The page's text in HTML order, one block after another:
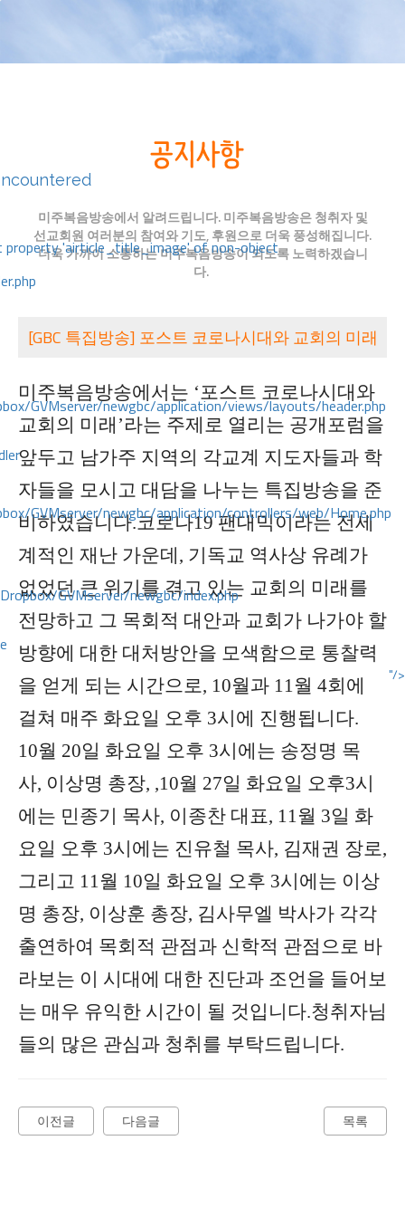
property 'airticle_title_image' of non-object
GVMserver/newgbc/application/views/layouts/header.php
GVMserver/newgbc/application/controllers/web/Home.php
GVMserver/newgbc/index.php
"/>
미주복음방송에서 알려드립니다. 미주복음방송은 청취자 및
선교회원 여러분의 참여와 기도, 후원으로 더욱 풍성해집니다.
더욱 가까이 소통하는 미주복음방송이 되도록 노력하겠습니
다.
[GBC 특집방송] 포스트 코로나시대와 교회의 미래
미주복음방송에서는 ‘포스트 코로나시대와
교회의 미래’라는 주제로 열리는 공개포럼을
앞두고 남가주 지역의 각교계 지도자들과 학
자들을 모시고 대담을 나누는 특집방송을 준
비하였습니다.코로나19 팬대믹이라는 전세
계적인 재난 가운데, 기독교 역사상 유례가
없었던 큰 위기를 겪고 있는 교회의 미래를
전망하고 그 목회적 대안과 교회가 나가야 할
방향에 대한 대처방안을 모색함으로 통찰력
을 얻게 되는 시간으로, 10월과 11월 4회에
걸쳐 매주 화요일 오후 3시에 진행됩니다.
10월 20일 화요일 오후 3시에는 송정명 목
사, 이상명 총장, ,10월 27일 화요일 오후3시
에는 민종기 목사, 이종찬 대표, 11월 3일 화
요일 오후 3시에는 진유철 목사, 김재권 장로,
그리고 11월 10일 화요일 오후 3시에는 이상
명 총장, 이상훈 총장, 김사무엘 박사가 각각
출연하여 목회적 관점과 신학적 관점으로 바
라보는 이 시대에 대한 진단과 조언을 들어보
는 매우 유익한 시간이 될 것입니다.청취자님
들의 많은 관심과 청취를 부탁드립니다.
다음글
이전글 목록